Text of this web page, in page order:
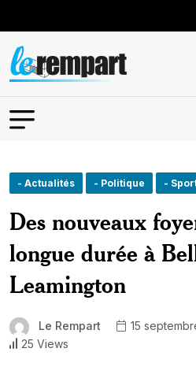
- Actualités - Politique -
Des nouveaux
longue durée à
Leamington
Le Rempart 15
25 Views